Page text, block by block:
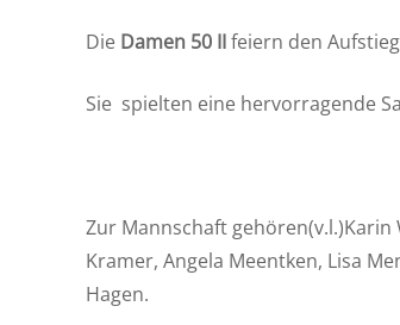
Die Damen 50 IIfeiern den
Sie spielten eine hervorragende
Zur Mannschaft gehören(v.l.)Karin
Kramer, Angela Meentken, Lisa
Hagen.